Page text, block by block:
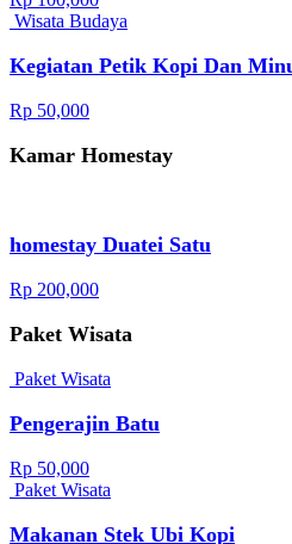
Wisata Budaya
Kegiatan Petik Kopi Dan
Rp 50,000
Kamar Homestay
homestay Duatei Satu
Rp 200,000
Paket Wisata
Paket Wisata
Pengerajin Batu
Rp 50,000
Paket Wisata
Makanan Stek Ubi Kopi